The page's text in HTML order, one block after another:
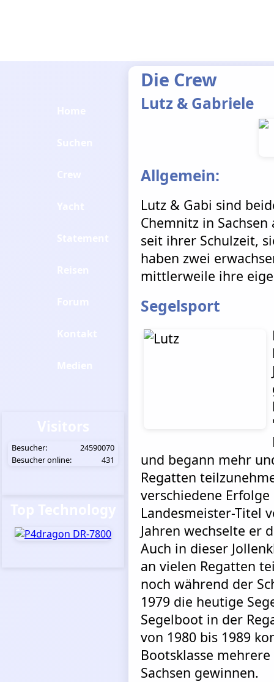
Die Crew
Lutz & Gabriele
Allgemein:
Lutz & Gabi sind
Chemnitz in
seit ihrer Schulzeit,
haben zwei
mittlerweile ihre
Segelsport
und begann mehr
Regatten
verschiedene
Landesmeister-Titel
Jahren wechselte er
Auch in dieser
an vielen Regatten
noch während der
1979 die heutige
Segelboot in der
von 1980 bis 1989
Bootsklasse
Sachsen gewinnen.
Besucher:
24590070
Besucher online:
431